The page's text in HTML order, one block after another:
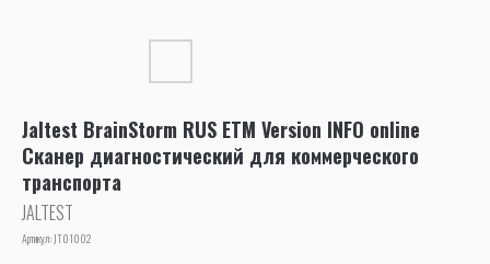
Jaltest BrainStorm RUS ETM Version INFO online
Сканер диагностический для коммерческого
транспорта
JALTEST
Артикул: JT01002